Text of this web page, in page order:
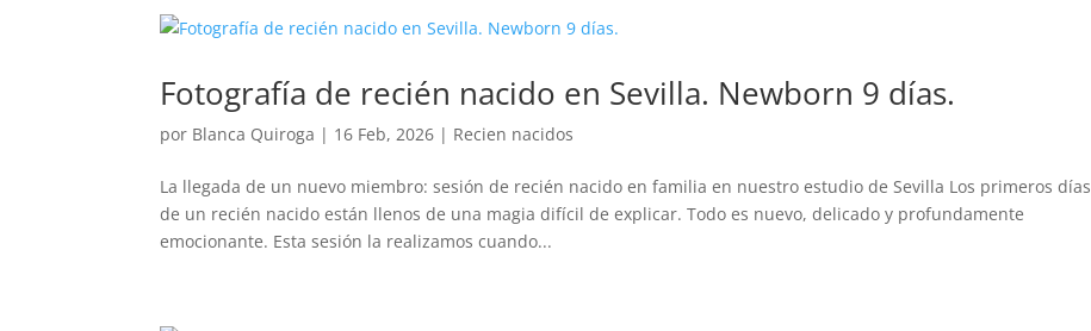
Fotografía de recién nacido en Sevilla. Newborn 9 días.
por Blanca Quiroga | 16 Feb, 2026 | Recien nacidos
La llegada de un nuevo miembro: sesión de recién nacido en familia en nuestro estudio de Sevilla Los primeros días
de un recién nacido están llenos de una magia difícil de explicar. Todo es nuevo, delicado y profundamente
emocionante. Esta sesión la realizamos cuando...